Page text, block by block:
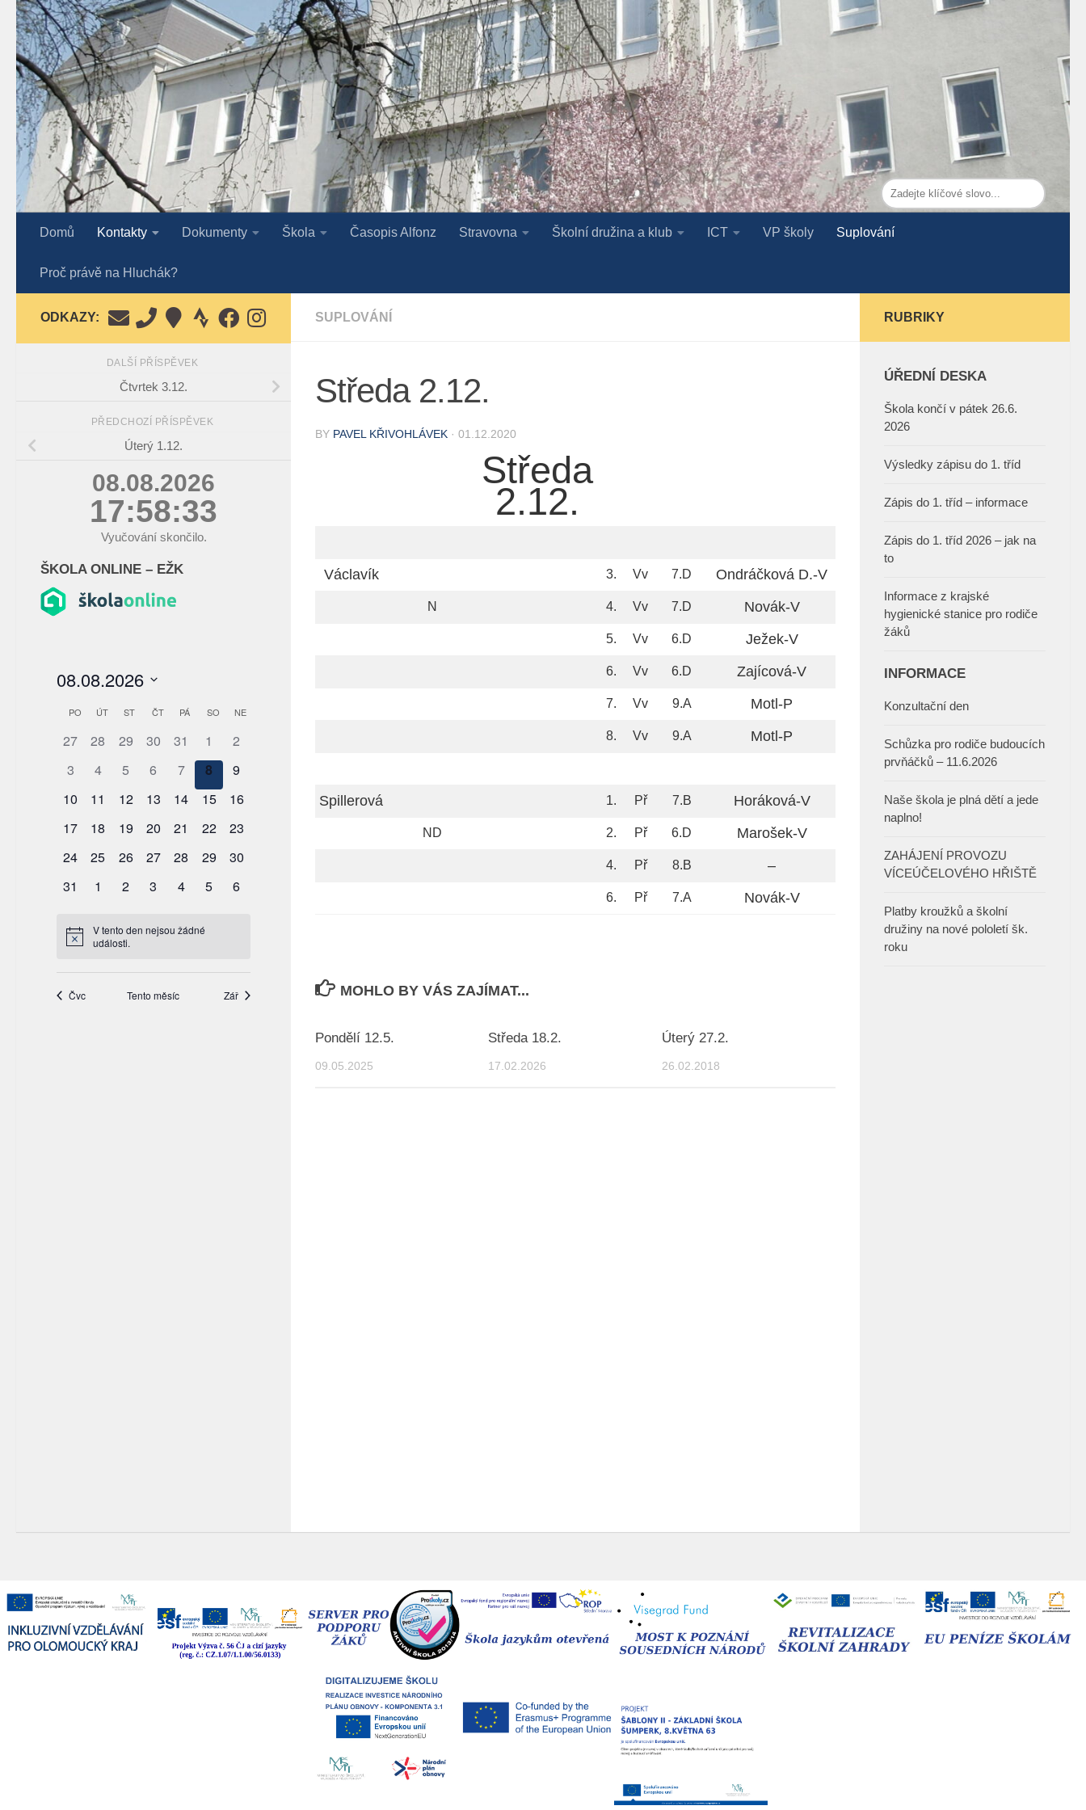
Skip to content
Domů Kontakty Dokumenty Škola Časopis Alfonz Stravovna Školní družina a klub ICT VP školy Suplování
Proč právě na Hluchák?
SUPLOVÁNÍ
Středa 2.12.
BY PAVEL KŘIVOHLÁVEK · 01.12.2020
Středa
2.12.
Václavík 3. Vv 7.D Ondráčková D.-V
N 4. Vv 7.D Novák-V
5. Vv 6.D Ježek-V
6. Vv 6.D Zajícová-V
7. Vv 9.A Motl-P
8. Vv 9.A Motl-P
Spillerová 1. Př 7.B Horáková-V
ND 2. Př 6.D Marošek-V
4. Př 8.B –
6. Př 7.A Novák-V
MOHLO BY VÁS ZAJÍMAT...
Pondělí 12.5.
09.05.2025
Středa 18.2.
17.02.2026
Úterý 27.2.
26.02.2018
ODKAZY:
DALŠÍ PŘÍSPĚVEK
Čtvrtek 3.12.
PŘEDCHOZÍ PŘÍSPĚVEK
Úterý 1.12.
08.08.2026
17:58:34
Vyučování skončilo.
ŠKOLA ONLINE – EŽK
RUBRIKY
ÚŘEDNÍ DESKA
Škola končí v pátek 26.6.
2026
Výsledky zápisu do 1. tříd
Zápis do 1. tříd – informace
Zápis do 1. tříd 2026 – jak na
to
Informace z krajské
hygienické stanice pro rodiče
žáků
INFORMACE
Konzultační den
Schůzka pro rodiče budoucích
prvňáčků – 11.6.2026
Naše škola je plná dětí a jede
naplno!
ZAHÁJENÍ PROVOZU
VÍCEÚČELOVÉHO HŘIŠTĚ
Platby kroužků a školní
družiny na nové pololetí šk.
roku